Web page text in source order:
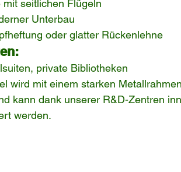
seitlichen Flügeln
Unterbau
oder glatter Rückenlehne
private Bibliotheken
wird mit einem starken
kann dank unserer R&D-Zentren
werden.